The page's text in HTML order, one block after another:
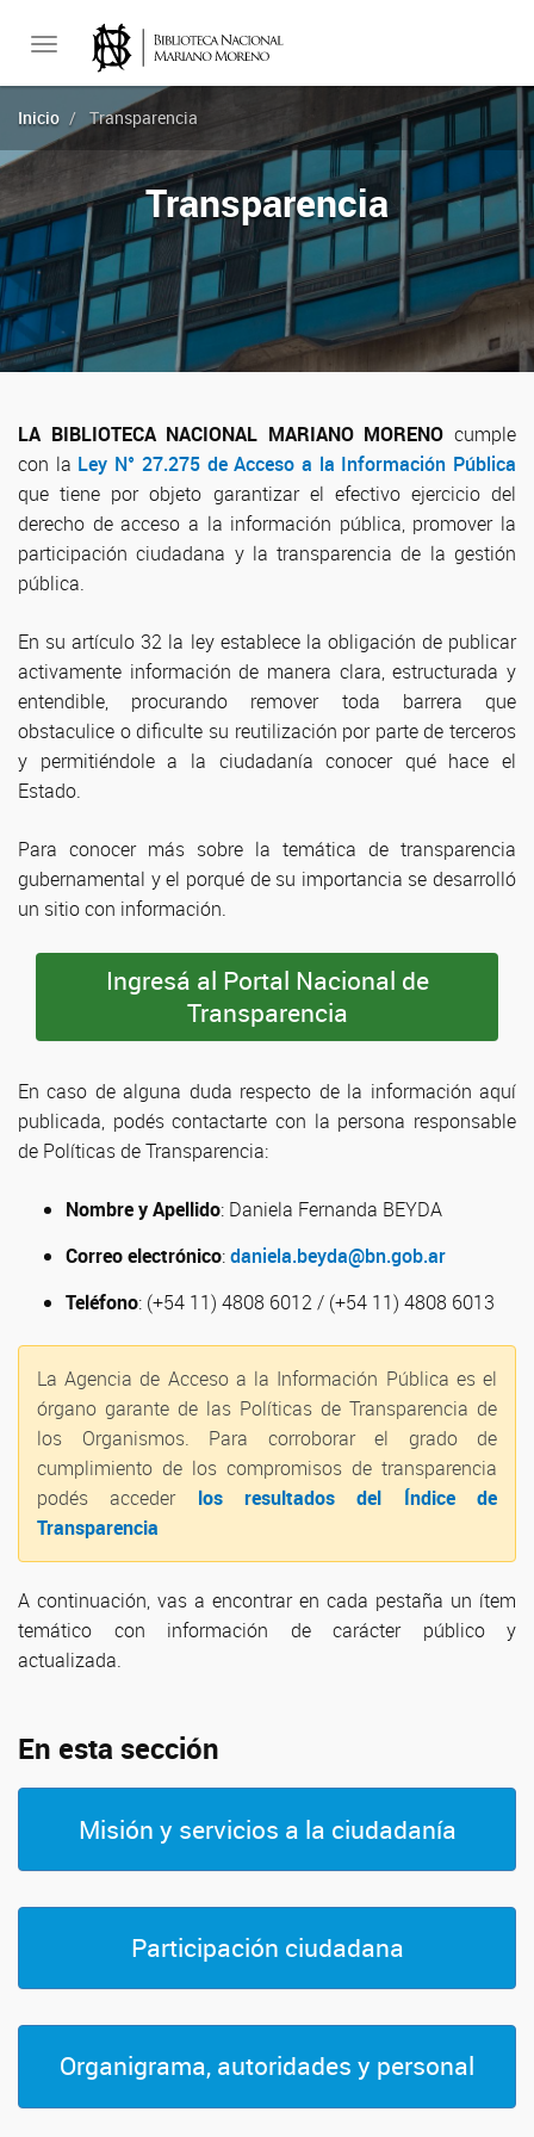
Toggle
navigation
Inicio Transparencia
Transparencia
LA BIBLIOTECA NACIONAL MARIANO MORENO cumple
con la Ley N° 27.275 de Acceso a la Información Pública
que tiene por objeto garantizar el efectivo ejercicio del
derecho de acceso a la información pública, promover la
participación ciudadana y la transparencia de la gestión
pública.
En su artículo 32 la ley establece la obligación de publicar
activamente información de manera clara, estructurada y
entendible, procurando remover toda barrera que
obstaculice o dificulte su reutilización por parte de terceros
y permitiéndole a la ciudadanía conocer qué hace el
Estado.
Para conocer más sobre la temática de transparencia
gubernamental y el porqué de su importancia se desarrolló
un sitio con información.
Ingresá al Portal Nacional de
Transparencia
En caso de alguna duda respecto de la información aquí
publicada, podés contactarte con la persona responsable
de Políticas de Transparencia:
Nombre y Apellido: Daniela Fernanda BEYDA
Correo electrónico:daniela.beyda@bn.gob.ar
Teléfono: (+54 11) 4808 6012 / (+54 11) 4808 6013
La Agencia de Acceso a la Información Pública es el
órgano garante de las Políticas de Transparencia de
los Organismos. Para corroborar el grado de
cumplimiento de los compromisos de transparencia
podés acceder los resultados del Índice de
Transparencia
A continuación, vas a encontrar en cada pestaña un ítem
temático con información de carácter público y
actualizada.
En esta sección
Misión y servicios a la ciudadanía
Participación ciudadana
Organigrama, autoridades y personal